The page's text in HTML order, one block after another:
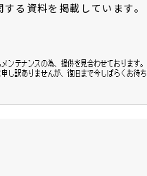
る資料を掲載しています。